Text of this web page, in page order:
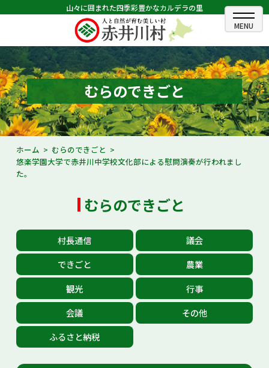
山々に囲まれた四季彩豊かなカルデラの里
ホーム
むらのできごと
むらのプロフィール
くらしの情報
村長室
あかいがわ広報
お問い合せ
むらのできごと
ホーム
むらのできごと
悠楽学園大学で赤井川中学校文化部による慰問演奏が行われまし
た。
むらのできごと
村長通信
議会
できごと
農業
観光
行事
会議
その他
ふるさと納税